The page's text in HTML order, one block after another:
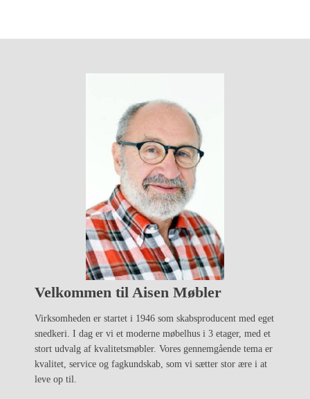
Velkommen til Aisen Møbler
Virksomheden er startet i 1946 som skabsproducent med eget
snedkeri. I dag er vi et moderne møbelhus i 3 etager, med et
stort udvalg af kvalitetsmøbler. Vores gennemgående tema er
kvalitet, service og fagkundskab, som vi sætter stor ære i at
leve op til.